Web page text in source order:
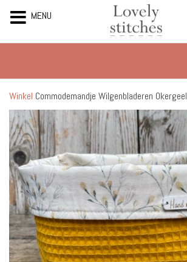
de
inhoud
Winkel Commodemandje Wilgenbladeren Okergeel
MENU